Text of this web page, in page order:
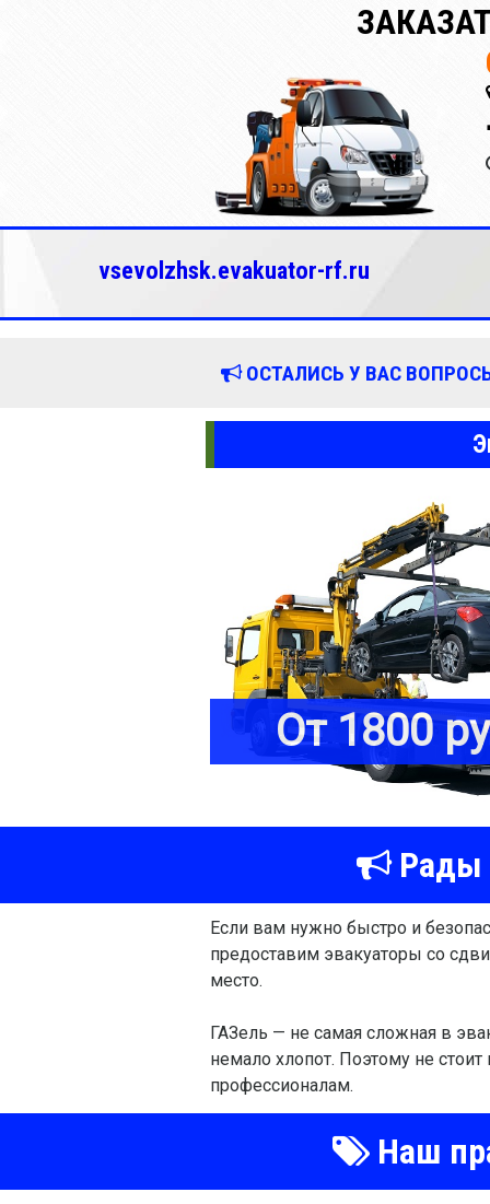
vsevolzhsk.evakuator-rf.ru
ОСТАЛИСЬ У ВАС
От 1800
Рады
Если вам нужно быстро и
предоставим эвакуаторы со
место.
ГАЗель — не самая сложная в
немало хлопот. Поэтому не стоит
профессионалам.
Наш